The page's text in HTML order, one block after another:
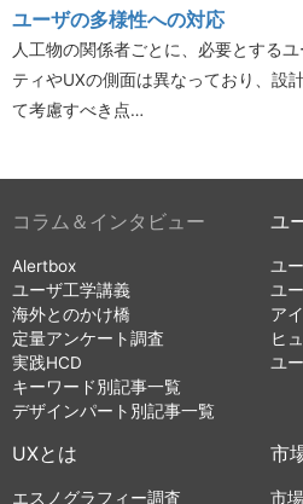
ユーザの多様性への対応
人工物の関係者ごとに、必要とするユ
ティやUXの側面は異なっており、設
て考慮すべき点…
コラム＆インタビュー
Alertbox
ユーザ工学講義
海外とのかけ橋
定量アンケート調査
実践HCD
キーワード別記事一覧
デザインパート別記事一覧
ユ
ユ
ユ
ア
ヒ
ユ
UXとは
エスノグラフィー調査
市
市